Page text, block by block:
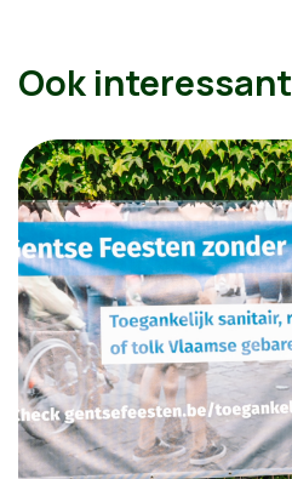
Ook interessant